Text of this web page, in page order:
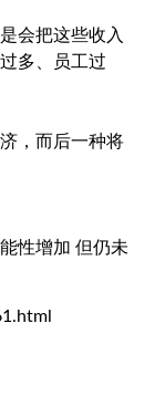
会把这些收入
多、员工过
，而后一种将
性增加 但仍未